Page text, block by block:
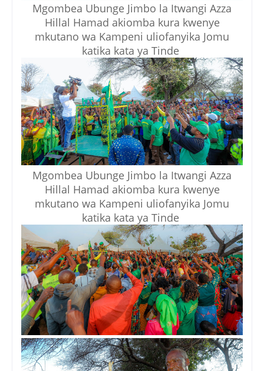
Mgombea Ubunge Jimbo la Itwangi Azza
Hillal Hamad akiomba kura kwenye
mkutano wa Kampeni uliofanyika Jomu
katika kata ya Tinde
Mgombea Ubunge Jimbo la Itwangi Azza
Hillal Hamad akiomba kura kwenye
mkutano wa Kampeni uliofanyika Jomu
katika kata ya Tinde